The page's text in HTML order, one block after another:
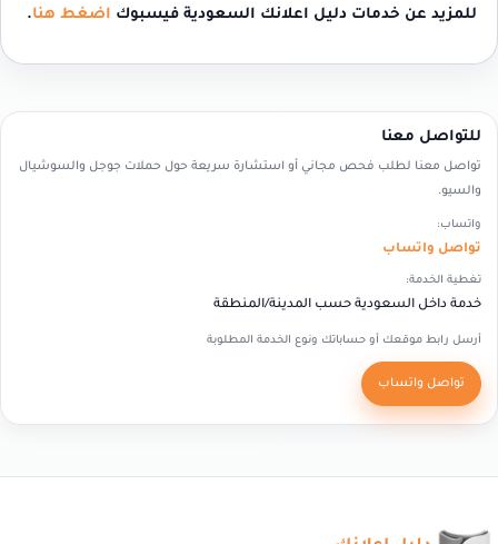
للمزيد عن خدمات دليل اعلانك السعودية فيسبوك اضغط هنا.
للتواصل معنا
تواصل معنا لطلب فحص مجاني أو استشارة سريعة حول حملات جوجل والسوشيال
والسيو.
واتساب:
تواصل واتساب
تغطية الخدمة:
خدمة داخل السعودية حسب المدينة/المنطقة
أرسل رابط موقعك أو حساباتك ونوع الخدمة المطلوبة
تواصل واتساب